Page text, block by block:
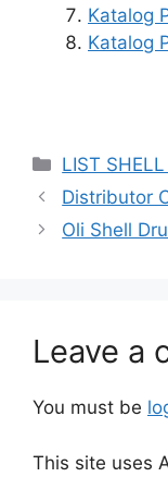
Katalog
Katalog
LIST
Distributor
Oli Shell
Leave a
You must be
This site uses